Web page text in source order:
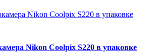
Nikon Coolpix S220 в упаковке